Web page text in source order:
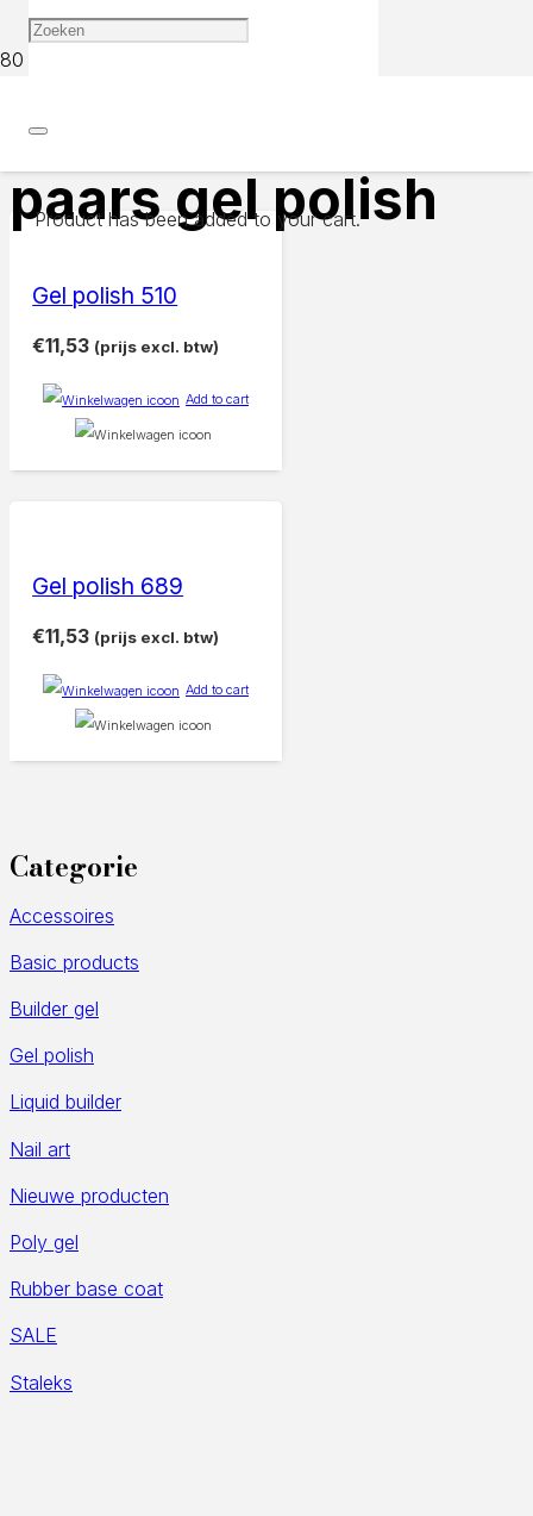
Producthas been added to your cart.
paars gel polish
Gel polish 510
€11,53 (prijs excl. btw)
Add to cart
Gel polish 689
€11,53 (prijs excl. btw)
Add to cart
Categorie
Accessoires
Basic products
Builder gel
Gel polish
Liquid builder
Nail art
Nieuwe producten
Poly gel
Rubber base coat
SALE
Staleks